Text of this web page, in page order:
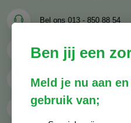
Bel ons 013 - 850 88 54
Mail onsinfo@decocare.nl
Whatsapp 06 - 81 38 59 03
Ben jij een
Meld je nu aan
gebruik van;